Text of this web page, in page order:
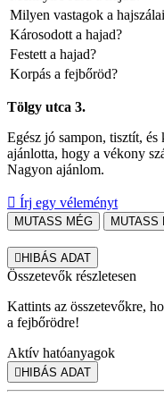
Milyen vastagok a
Károsodott a hajad?
Festett a hajad?
Korpás a fejbőröd?
Tölgy utca 3.
Egész jó sampon, tisztít,
ajánlotta, hogy a vékony
Nagyon ajánlom.
 Írj egy véleményt
MUTASS MÉG
 HIBÁS ADAT
Összetevők részletesen
Kattints az összetevőkre,
a fejbőrödre!
Aktív hatóanyagok
 HIBÁS ADAT